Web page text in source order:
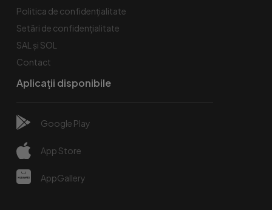
Politica de confidențialitate
Setări de confidențialitate
SAL și SOL
Contact
Aplicații disponibile
Google Play
App Store
AppGallery